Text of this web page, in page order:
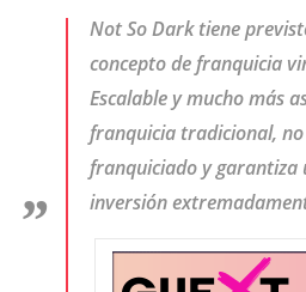
Not So Dark tiene
concepto de franquicia
Escalable y mucho más
franquicia tradicional,
franquiciado y garantiza
inversión